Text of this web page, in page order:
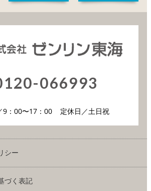
066993
9：00〜17：00 定休日／土日祝
シー
づく表記